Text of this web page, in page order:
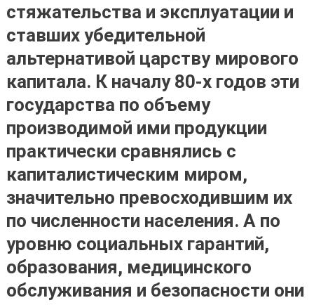
стяжательства и эксплуатации и
ставших убедительной
альтернативой царству мирового
капитала. К началу 80-х годов эти
государства по объему
производимой ими продукции
практически сравнялись с
капиталистическим миром,
значительно превосходившим их
по численности населения. А по
уровню социальных гарантий,
образования, медицинского
обслуживания и безопасности они